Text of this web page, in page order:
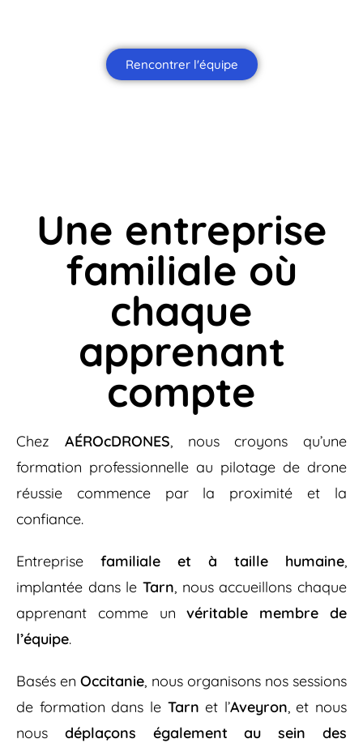
Rencontrer l'équipe
Une entreprise
familiale où
chaque
apprenant
compte
Chez AÉROcDRONES, nous croyons qu’une
formation professionnelle au pilotage de drone
réussie commence par la proximité et la
confiance.
Entreprise familiale et à taille humaine,
implantée dans le Tarn, nous accueillons chaque
apprenant comme unvéritable membre de
l’équipe.
Basés enOccitanie, nous organisons nos sessions
de formation dans le Tarn et l’Aveyron, et nous
nous déplaçons également au sein des